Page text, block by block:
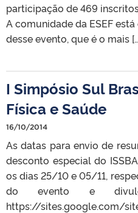
participação de 469
A comunidade da ESEF
desse evento, que é o mais
I Simpósio Sul
Física e Saúde
16/10/2014
As datas para envio de
desconto especial do
os dias 25/10 e 05/11,
do evento e
https://sites.google.com/